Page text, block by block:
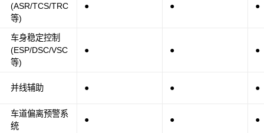
(ASR/TCS/TRC
等)
车身稳定控制
(ESP/DSC/VSC
等)
并线辅助
车道偏离预警系
统
● ● ●
● ● ●
● ● ●
● ● ●